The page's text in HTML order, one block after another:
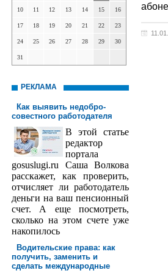
10 11 12 13 14 15 16
17 18 19 20 21 22 23
24 25 26 27 28 29 30
31
РЕКЛАМА
Как выявить недобро­
совестного работодателя
В этой статье
редактор
порта­ла
gosuslugi.ru Саша Волкова
расскажет, как проверить,
отчисляет ли работодатель
деньги на ваш пенсионный
счет. А еще посмотреть,
сколько на этом счете уже
накопилось
Водительские права: как
получить, заменить и
сделать международ­ные